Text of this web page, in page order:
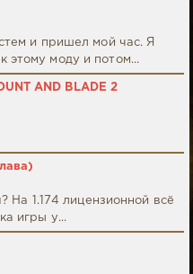
и пришел мой час. Я
этому моду и потом...
AND BLADE 2
На 1.174 лицензионной всё
игры у...